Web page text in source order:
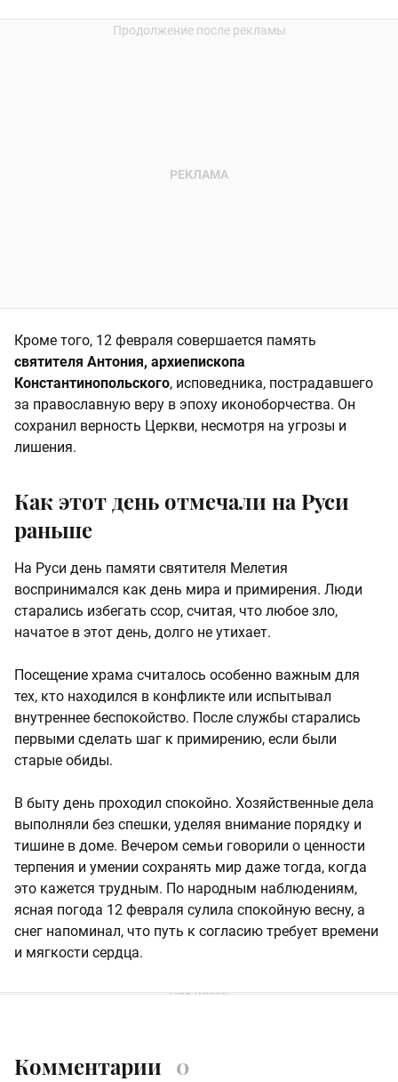
Кроме того, 12 февраля совершается память
святителя Антония, архиепископа
Константинопольского, исповедника, пострадавшего
за православную веру в эпоху иконоборчества. Он
сохранил верность Церкви, несмотря на угрозы и
лишения.
Как этот день отмечали на Руси
раньше
На Руси день памяти святителя Мелетия
воспринимался как день мира и примирения. Люди
старались избегать ссор, считая, что любое зло,
начатое в этот день, долго не утихает.
Посещение храма считалось особенно важным для
тех, кто находился в конфликте или испытывал
внутреннее беспокойство. После службы старались
первыми сделать шаг к примирению, если были
старые обиды.
В быту день проходил спокойно. Хозяйственные дела
выполняли без спешки, уделяя внимание порядку и
тишине в доме. Вечером семьи говорили о ценности
терпения и умении сохранять мир даже тогда, когда
это кажется трудным. По народным наблюдениям,
ясная погода 12 февраля сулила спокойную весну, а
снег напоминал, что путь к согласию требует времени
и мягкости сердца.
Комментарии 0